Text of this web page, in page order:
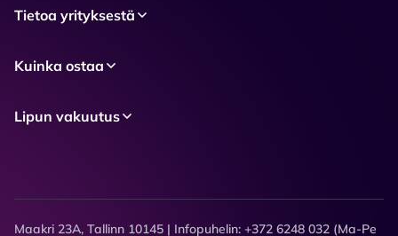
Tietoa yrityksestä
Kuinka ostaa
Lipun vakuutus
Maakri 23A, Tallinn 10145 | Infopuhelin: +372 6248 032 (Ma-Pe